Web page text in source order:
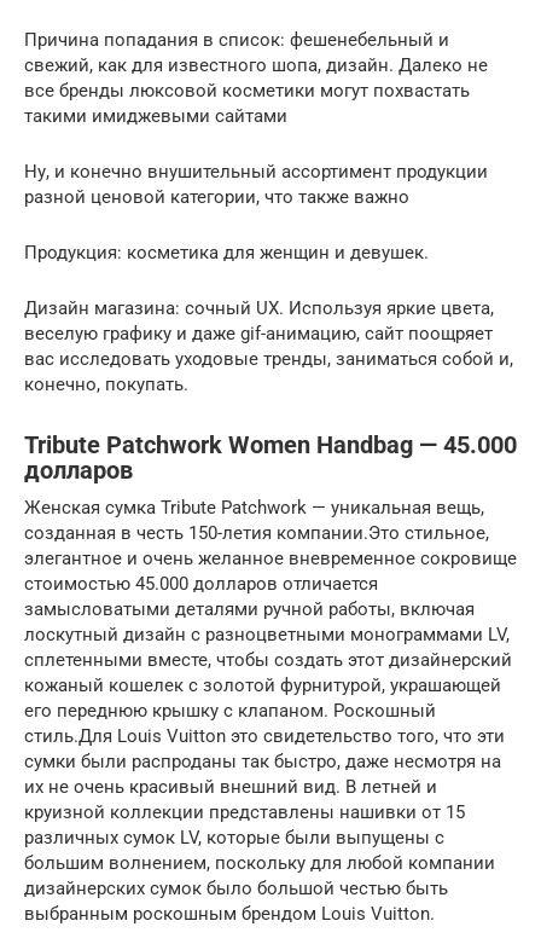
Причина попадания в список: фешенебельный и
свежий, как для известного шопа, дизайн. Далеко не
все бренды люксовой косметики могут похвастать
такими имиджевыми сайтами
Ну, и конечно внушительный ассортимент продукции
разной ценовой категории, что также важно
Продукция: косметика для женщин и девушек.
Дизайн магазина: сочный UX. Используя яркие цвета,
веселую графику и даже gif-анимацию, сайт поощряет
вас исследовать уходовые тренды, заниматься собой и,
конечно, покупать.
Tribute Patchwork Women Handbag — 45.000
долларов
Женская сумка Tribute Patchwork — уникальная вещь,
созданная в честь 150-летия компании.Это стильное,
элегантное и очень желанное вневременное сокровище
стоимостью 45.000 долларов отличается
замысловатыми деталями ручной работы, включая
лоскутный дизайн с разноцветными монограммами LV,
сплетенными вместе, чтобы создать этот дизайнерский
кожаный кошелек с золотой фурнитурой, украшающей
его переднюю крышку с клапаном. Роскошный
стиль.Для Louis Vuitton это свидетельство того, что эти
сумки были распроданы так быстро, даже несмотря на
их не очень красивый внешний вид. В летней и
круизной коллекции представлены нашивки от 15
различных сумок LV, которые были выпущены с
большим волнением, поскольку для любой компании
дизайнерских сумок было большой честью быть
выбранным роскошным брендом Louis Vuitton.